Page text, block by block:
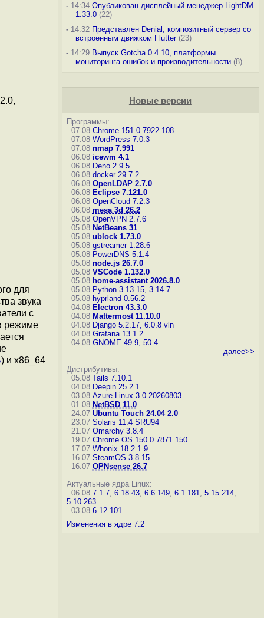
для
звука
с
режиме
) и x86_64
-14:34 Опубликован дисплейный менеджер LightDM
1.33.0(22)
-14:32 Представлен Denial, композитный сервер со
встроенным движком Flutter(23)
-14:29 Выпуск Gotcha 0.4.10, платформы
мониторинга ошибок и производительности(8)
Новые версии
Программы:
07.08 Chrome 151.0.7922.108
07.08 WordPress 7.0.3
07.08 nmap 7.991
06.08 icewm 4.1
06.08 Deno 2.9.5
06.08 docker 29.7.2
06.08 OpenLDAP 2.7.0
06.08 Eclipse 7.121.0
06.08 OpenCloud 7.2.3
06.08 mesa 3d 26.2
05.08 OpenVPN 2.7.6
05.08 NetBeans 31
05.08 ublock 1.73.0
05.08 gstreamer 1.28.6
05.08 PowerDNS 5.1.4
05.08 node.js 26.7.0
05.08 VSCode 1.132.0
05.08 home-assistant 2026.8.0
05.08 Python 3.13.15, 3.14.7
05.08 hyprland 0.56.2
04.08 Electron 43.3.0
04.08 Mattermost 11.10.0
04.08 Django 5.2.17, 6.0.8 vln
04.08 Grafana 13.1.2
04.08 GNOME 49.9, 50.4
далее>>
Дистрибутивы:
05.08 Tails 7.10.1
04.08 Deepin 25.2.1
03.08 Azure Linux 3.0.20260803
01.08 NetBSD 11.0
24.07 Ubuntu Touch 24.04 2.0
23.07 Solaris 11.4 SRU94
21.07 Omarchy 3.8.4
19.07 Chrome OS 150.0.7871.150
17.07 Whonix 18.2.1.9
16.07 SteamOS 3.8.15
16.07 OPNsense 26.7
Актуальные ядра Linux:
06.08 7.1.7, 6.18.43, 6.6.149, 6.1.181, 5.15.214,
5.10.263
03.08 6.12.101
Изменения в ядре 7.2